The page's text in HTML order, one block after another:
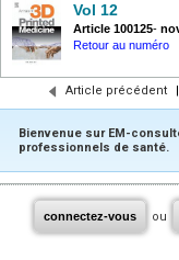
Vol 12
Article 100125-
Retour au numéro
Article précédent |
Bienvenue sur EM-
professionnels de santé.
connectez-vous ou